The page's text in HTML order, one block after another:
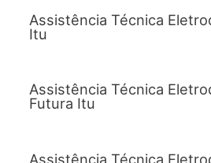
Assistência Técnica
Itu
Assistência Técnica
Futura Itu
Assistência Técnica